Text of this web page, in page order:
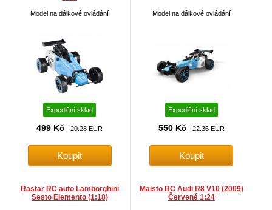
Model na dálkové ovládání
Expediční sklad
499 Kč 20.28 EUR
Model na dálkové ovládání
Expediční sklad
550 Kč 22.36 EUR
Rastar RC auto Lamborghini
Sesto Elemento (1:18)
Maisto RC Audi R8 V10 (2009)
Červené 1:24